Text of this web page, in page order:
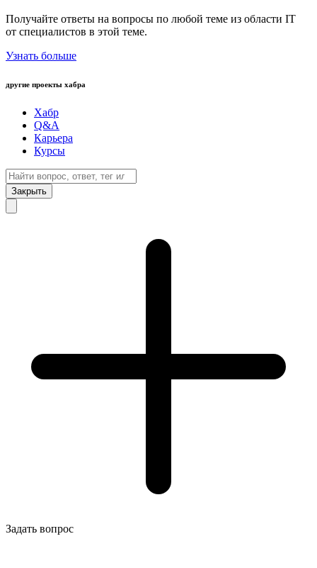
Получайте ответы на вопросы по любой теме из области IT
от специалистов в этой теме.
Узнать больше
другие проекты хабра
Хабр
Q&A
Карьера
Курсы
Закрыть
Задать вопрос